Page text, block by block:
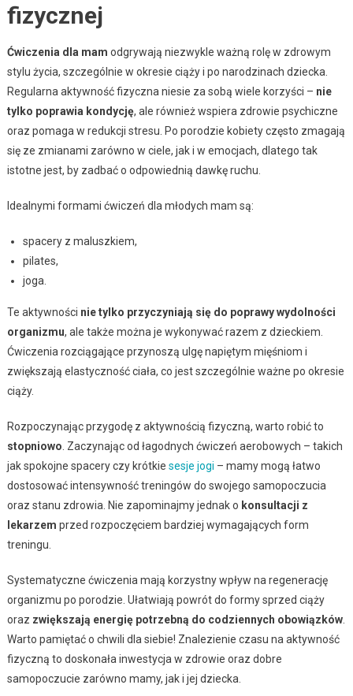
fizycznej
Ćwiczenia dla mam odgrywają niezwykle ważną rolę w zdrowym
stylu życia, szczególnie w okresie ciąży i po narodzinach dziecka.
Regularna aktywność fizyczna niesie za sobą wiele korzyści – nie
tylko poprawia kondycję, ale również wspiera zdrowie psychiczne
oraz pomaga w redukcji stresu. Po porodzie kobiety często zmagają
się ze zmianami zarówno w ciele, jak i w emocjach, dlatego tak
istotne jest, by zadbać o odpowiednią dawkę ruchu.
Idealnymi formami ćwiczeń dla młodych mam są:
spacery z maluszkiem,
pilates,
joga.
Te aktywności nie tylko przyczyniają się do poprawy wydolności
organizmu, ale także można je wykonywać razem z dzieckiem.
Ćwiczenia rozciągające przynoszą ulgę napiętym mięśniom i
zwiększają elastyczność ciała, co jest szczególnie ważne po okresie
ciąży.
Rozpoczynając przygodę z aktywnością fizyczną, warto robić to
stopniowo . Zaczynając od łagodnych ćwiczeń aerobowych – takich
jak spokojne spacery czy krótkie sesje jogi – mamy mogą łatwo
dostosować intensywność treningów do swojego samopoczucia
oraz stanu zdrowia. Nie zapominajmy jednak o konsultacji z
lekarzem przed rozpoczęciem bardziej wymagających form
treningu.
Systematyczne ćwiczenia mają korzystny wpływ na regenerację
organizmu po porodzie. Ułatwiają powrót do formy sprzed ciąży
oraz zwiększają energię potrzebną do codziennych obowiązków.
Warto pamiętać o chwili dla siebie! Znalezienie czasu na aktywność
fizyczną to doskonała inwestycja w zdrowie oraz dobre
samopoczucie zarówno mamy, jak i jej dziecka.